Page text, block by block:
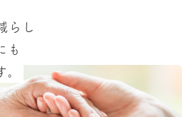
らし
も
｡